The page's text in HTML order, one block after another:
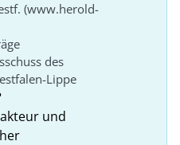
(www.herold-
des
Lippe
und